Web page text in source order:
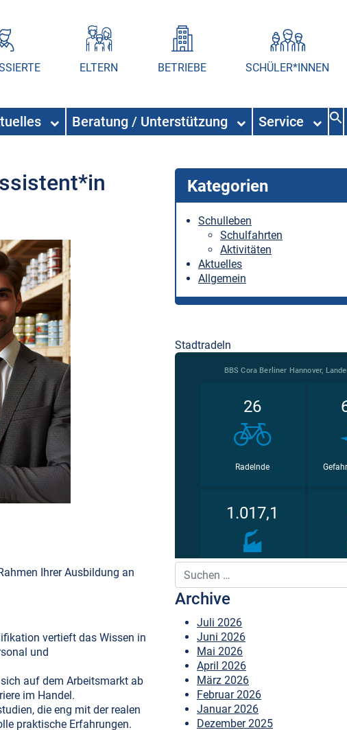
ELTERN BETRIEBE SCHÜLER*INNEN
Beratung / Unterstützung Service
Ihrer Ausbildung an
vertieft das Wissen in
und
auf dem Arbeitsmarkt ab
im Handel.
die eng mit der realen
praktische Erfahrungen.
Kategorien
Schulleben
Schulfahrten
Aktivitäten
Aktuelles
Allgemein
Stadtradeln
Suche nach:
Archive
Juli 2026
Juni 2026
Mai 2026
April 2026
März 2026
Februar 2026
Januar 2026
Dezember 2025